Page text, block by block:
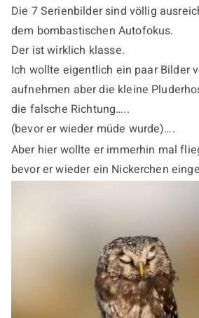
Die 7 Serienbilder sind völlig
dem bombastischen Autofokus.
Der ist wirklich klasse.
Ich wollte eigentlich ein paar Bilder
aufnehmen aber die kleine
die falsche Richtung…..
(bevor er wieder müde wurde)….
Aber hier wollte er immerhin mal
bevor er wieder ein Nickerchen